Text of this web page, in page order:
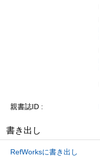
親書誌ID
書き出し
RefWorksに書き出し